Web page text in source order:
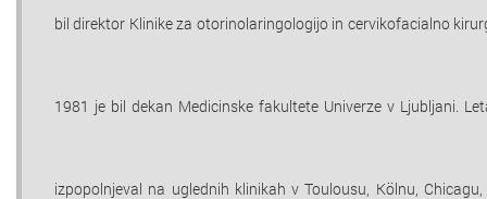
bil direktor Klinike za otorinolaringologijo in cervikofacialno
1981 je bil dekan Medicinske fakultete Univerze v Ljubljani.
izpopolnjeval na uglednih klinikah v Toulousu, Kӧlnu,